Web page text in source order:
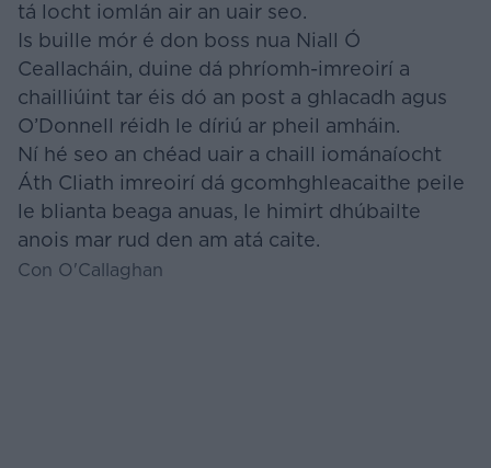
tá locht iomlán air an uair seo.
Is buille mór é don boss nua Niall Ó
Ceallacháin, duine dá phríomh-imreoirí a
chailliúint tar éis dó an post a ghlacadh agus
O’Donnell réidh le díriú ar pheil amháin.
Ní hé seo an chéad uair a chaill iománaíocht
Áth Cliath imreoirí dá gcomhghleacaithe peile
le blianta beaga anuas, le himirt dhúbailte
anois mar rud den am atá caite.
Con O'Callaghan